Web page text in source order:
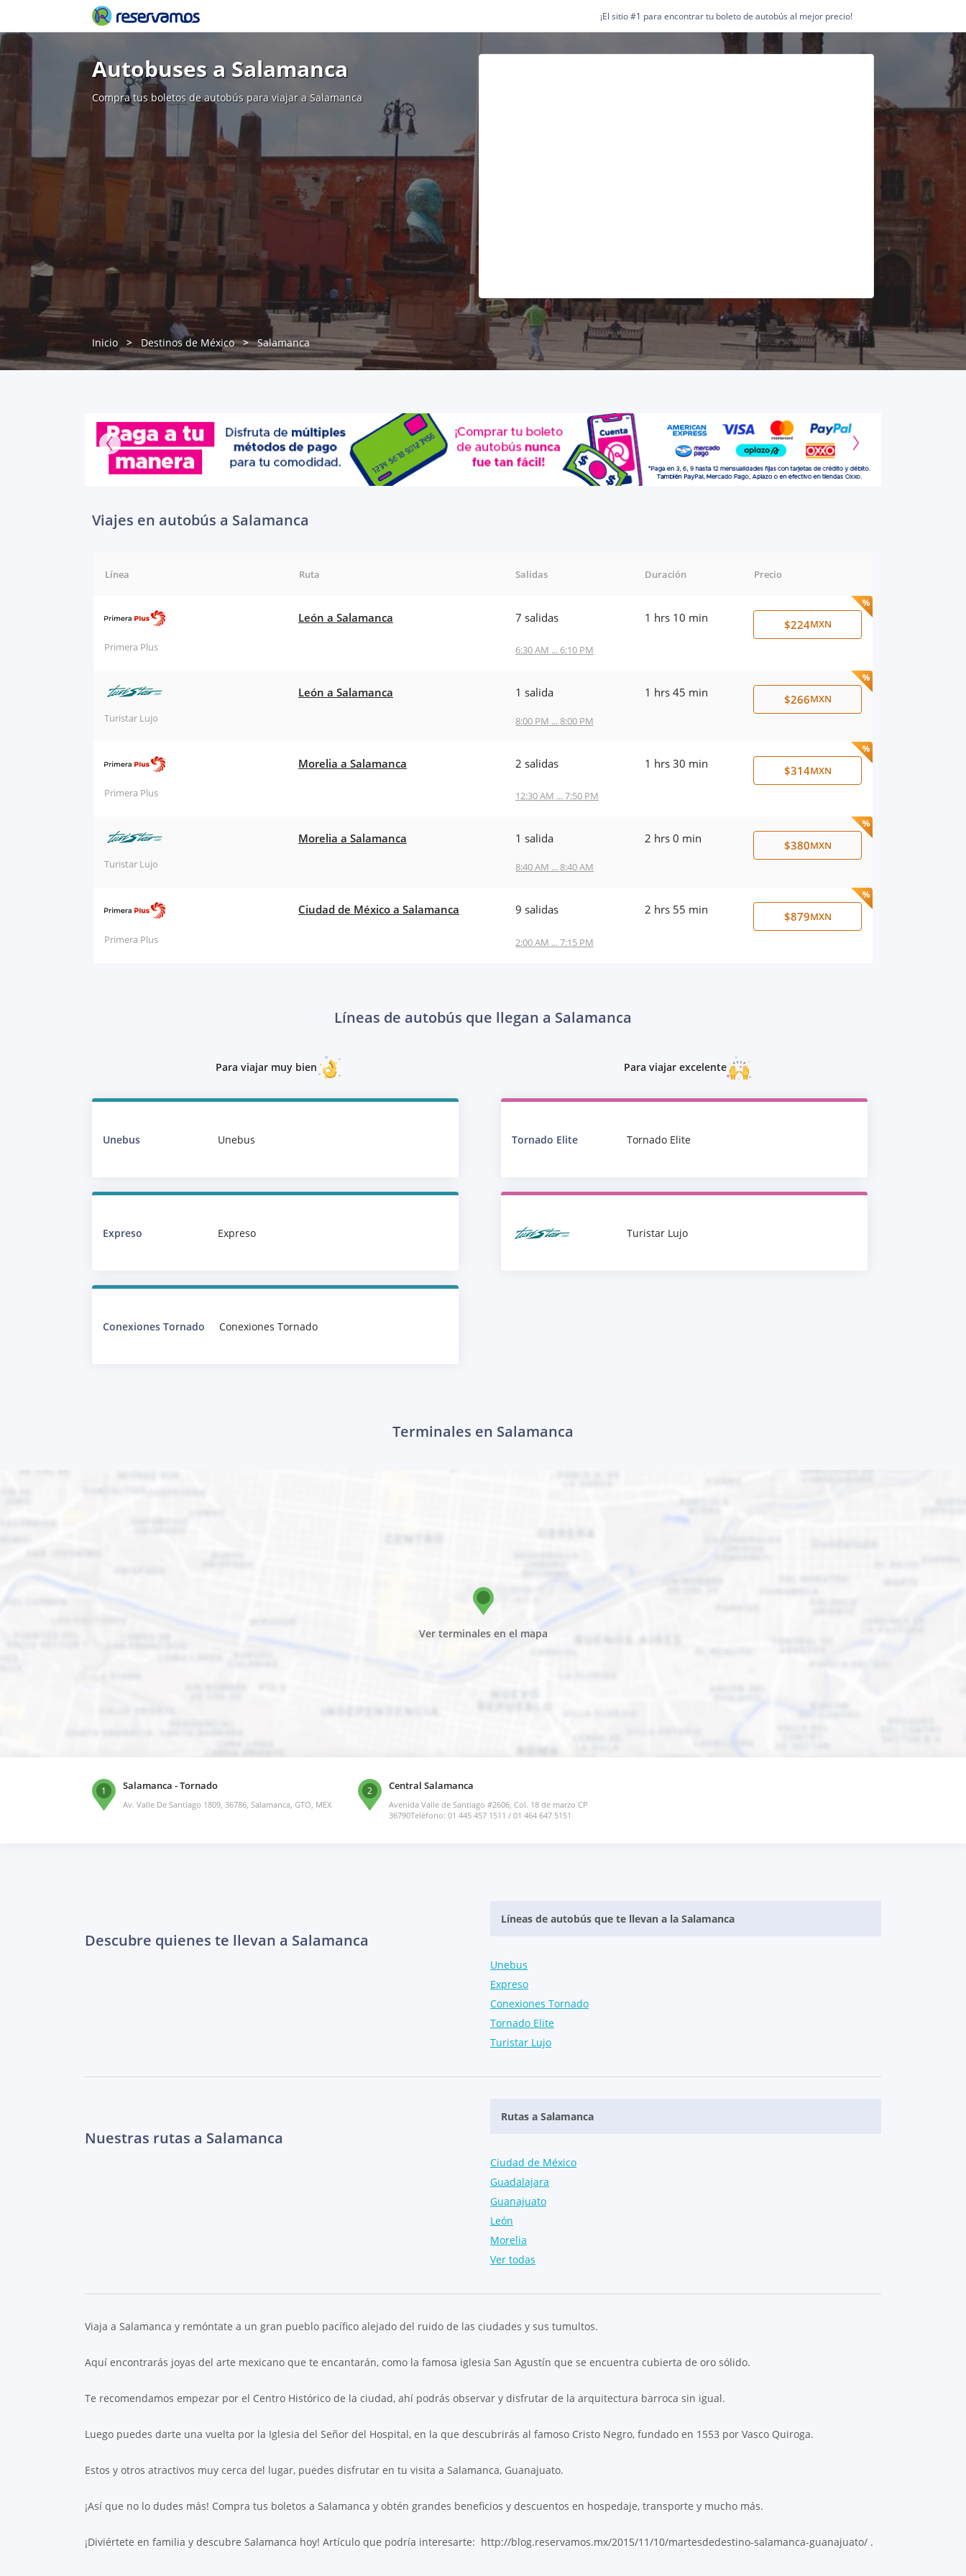
¡El sitio #1 para encontrar tu boleto de autobús al mejor precio!
Autobuses a Salamanca
Compra tus boletos de autobús para viajar a Salamanca
Inicio Destinos de México Salamanca
Viajes en autobús a Salamanca
Línea Ruta Salidas Duración Precio
Primera Plus
León a Salamanca 7 salidas
6:30 AM ... 6:10 PM
1 hrs 10 min $224MXN
Turistar Lujo
León a Salamanca 1 salida
8:00 PM ... 8:00 PM
1 hrs 45 min $266MXN
Primera Plus
Morelia a Salamanca 2 salidas
12:30 AM ... 7:50 PM
1 hrs 30 min $314MXN
Turistar Lujo
Morelia a Salamanca 1 salida
8:40 AM ... 8:40 AM
2 hrs 0 min $380MXN
Primera Plus
Ciudad de México a Salamanca 9 salidas
2:00 AM ... 7:15 PM
2 hrs 55 min $879MXN
Líneas de autobús que llegan a Salamanca
Para viajar muy bien
Unebus Unebus
Expreso Expreso
Conexiones Tornado Conexiones Tornado
Para viajar excelente
Tornado Elite Tornado Elite
Turistar Lujo
Terminales en Salamanca
Ver terminales en el mapa
1 Salamanca - Tornado
Av. Valle De Santiago 1809, 36786, Salamanca, GTO, MEX
2 Central Salamanca
Avenida Valle de Santiago #2606, Col. 18 de marzo CP
36790Teléfono: 01 445 457 1511 / 01 464 647 5151
Descubre quienes te llevan a Salamanca
Líneas de autobús que te llevan a la Salamanca
Unebus
Expreso
Conexiones Tornado
Tornado Elite
Turistar Lujo
Nuestras rutas a Salamanca
Rutas a Salamanca
Ciudad de México
Guadalajara
Guanajuato
León
Morelia
Ver todas
Viaja a Salamanca y remóntate a un gran pueblo pacífico alejado del ruido de las ciudades y sus tumultos.
Aquí encontrarás joyas del arte mexicano que te encantarán, como la famosa iglesia San Agustín que se encuentra cubierta de oro sólido.
Te recomendamos empezar por el Centro Histórico de la ciudad, ahí podrás observar y disfrutar de la arquitectura barroca sin igual.
Luego puedes darte una vuelta por la Iglesia del Señor del Hospital, en la que descubrirás al famoso Cristo Negro, fundado en 1553 por Vasco Quiroga.
Estos y otros atractivos muy cerca del lugar, puedes disfrutar en tu visita a Salamanca, Guanajuato.
¡Así que no lo dudes más! Compra tus boletos a Salamanca y obtén grandes beneficios y descuentos en hospedaje, transporte y mucho más.
¡Diviértete en familia y descubre Salamanca hoy! Artículo que podría interesarte: http://blog.reservamos.mx/2015/11/10/martesdedestino-salamanca-guanajuato/ .